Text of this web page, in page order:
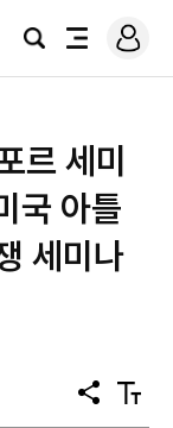
검
전
로
그
르 세미
국 아틀
세미나
공
유
텍
스